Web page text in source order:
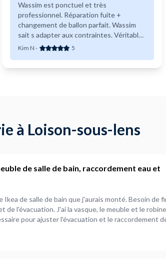
Wassim est ponctuel et très
professionnel. Réparation fuite +
changement de ballon parfait. Wassim
sait s adapter aux contraintes. Véritable
professionnel. Je recommande !!!
Kim N - 5
à Loison-sous-lens
de salle de bain, raccordement eau et
de salle de bain que j'aurais monté. Besoin de
de l'évacuation. J'ai la vasque, le meuble et le
pour ajuster l'évacuation et le raccordement